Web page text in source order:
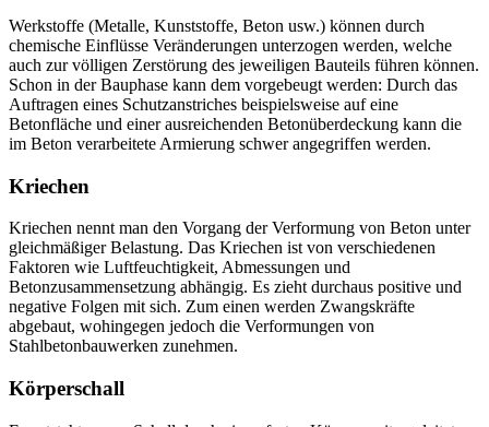
Werkstoffe (Metalle, Kunststoffe, Beton usw.) können durch
chemische Einflüsse Veränderungen unterzogen werden, welche
auch zur völligen Zerstörung des jeweiligen Bauteils führen können.
Schon in der Bauphase kann dem vorgebeugt werden: Durch das
Auftragen eines Schutzanstriches beispielsweise auf eine
Betonfläche und einer ausreichenden Betonüberdeckung kann die
im Beton verarbeitete Armierung schwer angegriffen werden.
Kriechen
Kriechen nennt man den Vorgang der Verformung von Beton unter
gleichmäßiger Belastung. Das Kriechen ist von verschiedenen
Faktoren wie Luftfeuchtigkeit, Abmessungen und
Betonzusammensetzung abhängig. Es zieht durchaus positive und
negative Folgen mit sich. Zum einen werden Zwangskräfte
abgebaut, wohingegen jedoch die Verformungen von
Stahlbetonbauwerken zunehmen.
Körperschall